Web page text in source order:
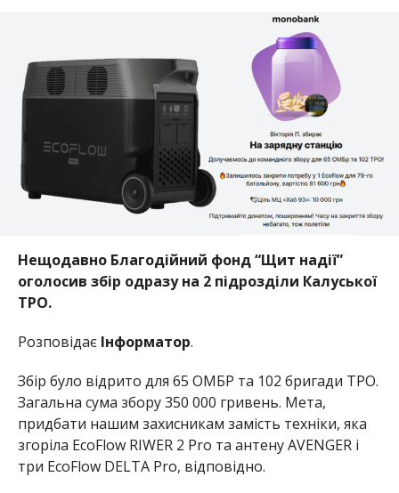
Нещодавно Благодійний фонд “Щит надії”
оголосив збір одразу на 2 підрозділи Калуської
ТРО.
Розповідає Інформатор.
Збір було відрито для 65 ОМБР та 102 бригади ТРО.
Загальна сума збору 350 000 гривень. Мета,
придбати нашим захисникам замість техніки, яка
згоріла EcoFlow RIWER 2 Pro та антену AVENGER і
три EcoFlow DELTA Pro, відповідно.